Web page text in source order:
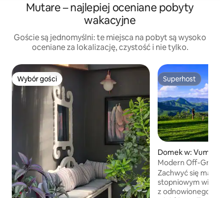
Mutare – najlepiej oceniane pobyty
wakacyjne
Goście są jednomyślni: te miejsca na pobyt są wysoko
oceniane za lokalizację, czystość i nie tylko.
Wybór gości
Wybór gości Superhost
Superhost
Domek w:
s
Modern Off-Grid
View, Vumba
Zachwyć się
stopniowym
z odnowionego,